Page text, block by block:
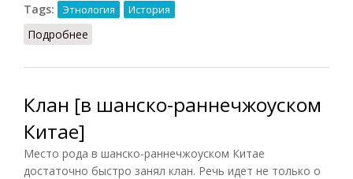
Tags:
Этнология История
Подробнее
Клан [в шанско-раннечжоуском
Китае]
Место рода в шанско-раннечжоуском Китае
достаточно быстро занял клан. Речь идет не только о